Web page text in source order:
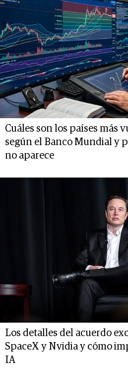
Cuáles son los países más
según el Banco Mundial y
no aparece
Los detalles del acuerdo
SpaceX y Nvidia y cómo
IA